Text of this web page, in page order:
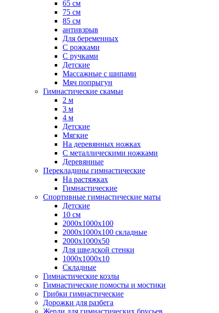
65 см
75 см
85 см
антивзрыв
Для беременных
С рожками
С ручками
Детские
Массажные с шипами
Мяч попрыгун
Гимнастические скамьи
2 м
3 м
4 м
Детские
Мягкие
На деревянных ножках
С металлическими ножками
Деревянные
Перекладины гимнастические
На растяжках
Гимнастические
Спортивные гимнастические маты
Детские
10 см
2000х1000х100
2000х1000х100 складные
2000х1000х50
Для шведской стенки
1000х1000х10
Складные
Гимнастические козлы
Гимнастические помосты и мостики
Грибки гимнастические
Дорожки для разбега
Жерди для гимнастических брусьев